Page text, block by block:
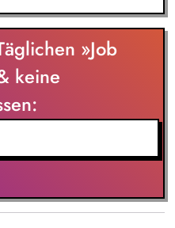
»Job
keine